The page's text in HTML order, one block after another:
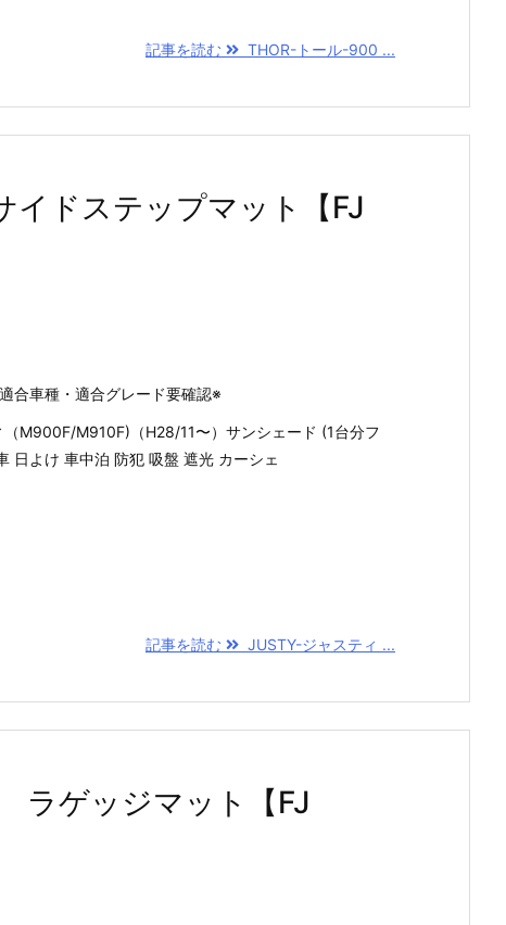
記事を読む THOR-トール-900 ...
ドステップマット【FJ
合車種・適合グレード要確認※
（M900F/M910F)（H28/11〜）サンシェード (1台分フ
日よけ 車中泊 防犯 吸盤 遮光 カーシェ
記事を読む JUSTY-ジャスティ ...
ラゲッジマット【FJ